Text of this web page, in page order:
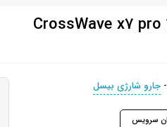
- جارو شارژی بیسل